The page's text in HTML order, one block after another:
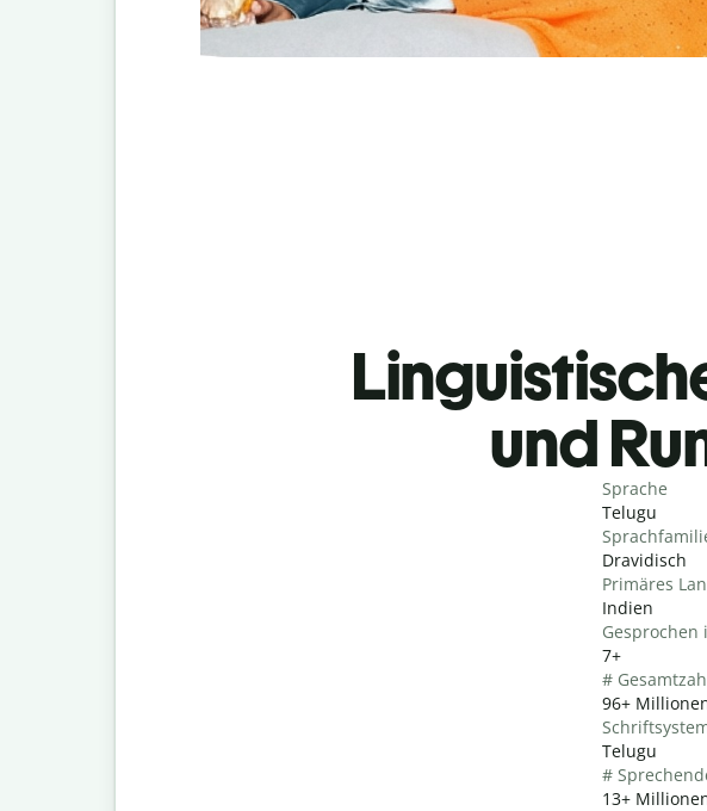
und
Sprache
Telugu
Dravidisch
Primäres
Indien
Gesprochen
7+
#
96+
Telugu
#
13+